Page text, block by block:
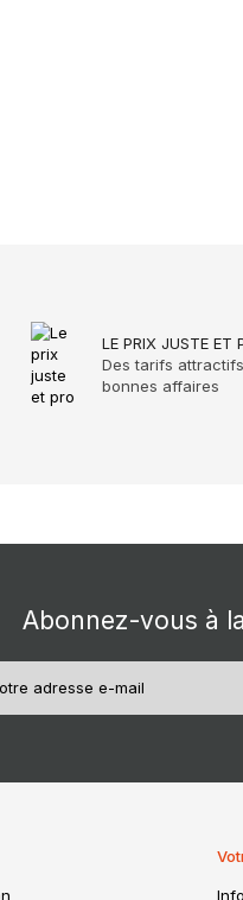
LE PRIX JUSTE ET
Des tarifs
bonnes affaires
Abonnez-vous à